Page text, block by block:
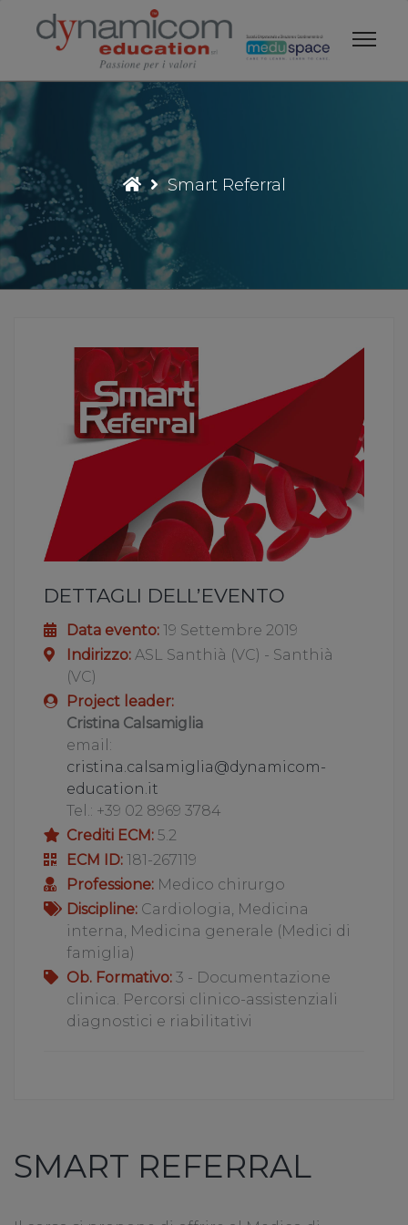
contenuto
Smart Referral
DETTAGLI DELL’EVENTO
Data evento: 19 Settembre 2019
Indirizzo: ASL Santhià (VC) - Santhià
(VC)
Project leader:
Cristina Calsamiglia
email:
cristina.calsamiglia@dynamicom-
education.it
Tel.: +39 02 8969 3784
Crediti ECM: 5.2
ECM ID: 181-267119
Professione: Medico chirurgo
Discipline: Cardiologia, Medicina
interna, Medicina generale (Medici di
famiglia)
Ob. Formativo: 3 - Documentazione
clinica. Percorsi clinico-assistenziali
diagnostici e riabilitativi
SMART REFERRAL